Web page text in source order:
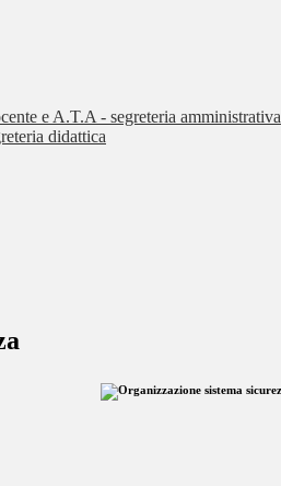
e A.T.A - segreteria amministrativa
didattica